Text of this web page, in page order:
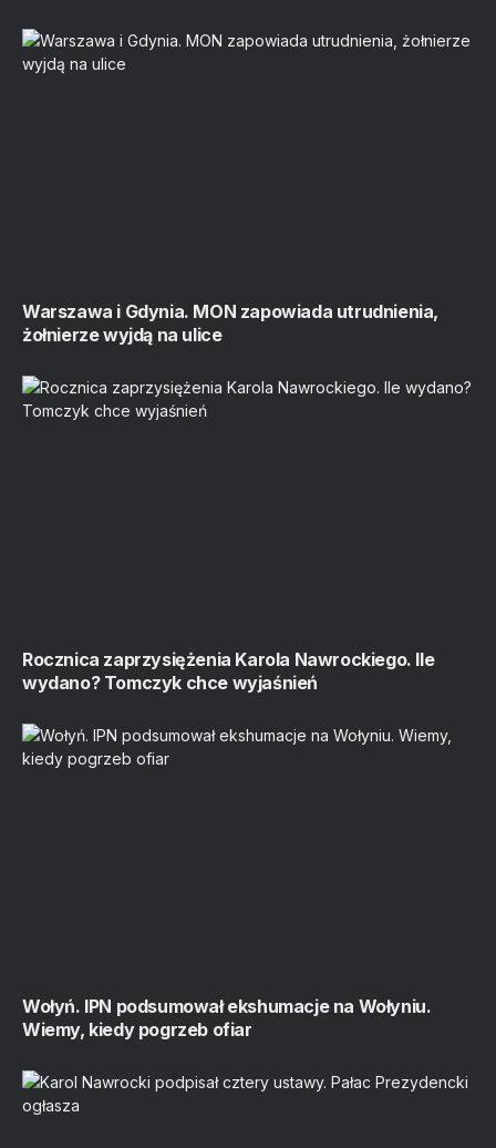
Warszawa i Gdynia. MON zapowiada utrudnienia,
żołnierze wyjdą na ulice
Rocznica zaprzysiężenia Karola Nawrockiego. Ile
wydano? Tomczyk chce wyjaśnień
Wołyń. IPN podsumował ekshumacje na Wołyniu.
Wiemy, kiedy pogrzeb ofiar